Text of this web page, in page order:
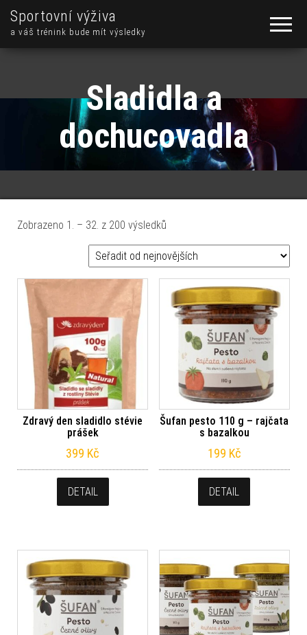
Sportovní výživa
a váš trénink bude mít výsledky
Sladidla a
dochucovadla
Zobrazeno 1. – 32. z 200 výsledků
Zdravý den sladidlo stévie
prášek
399 Kč
DETAIL
Šufan pesto 110 g – rajčata
s bazalkou
199 Kč
DETAIL